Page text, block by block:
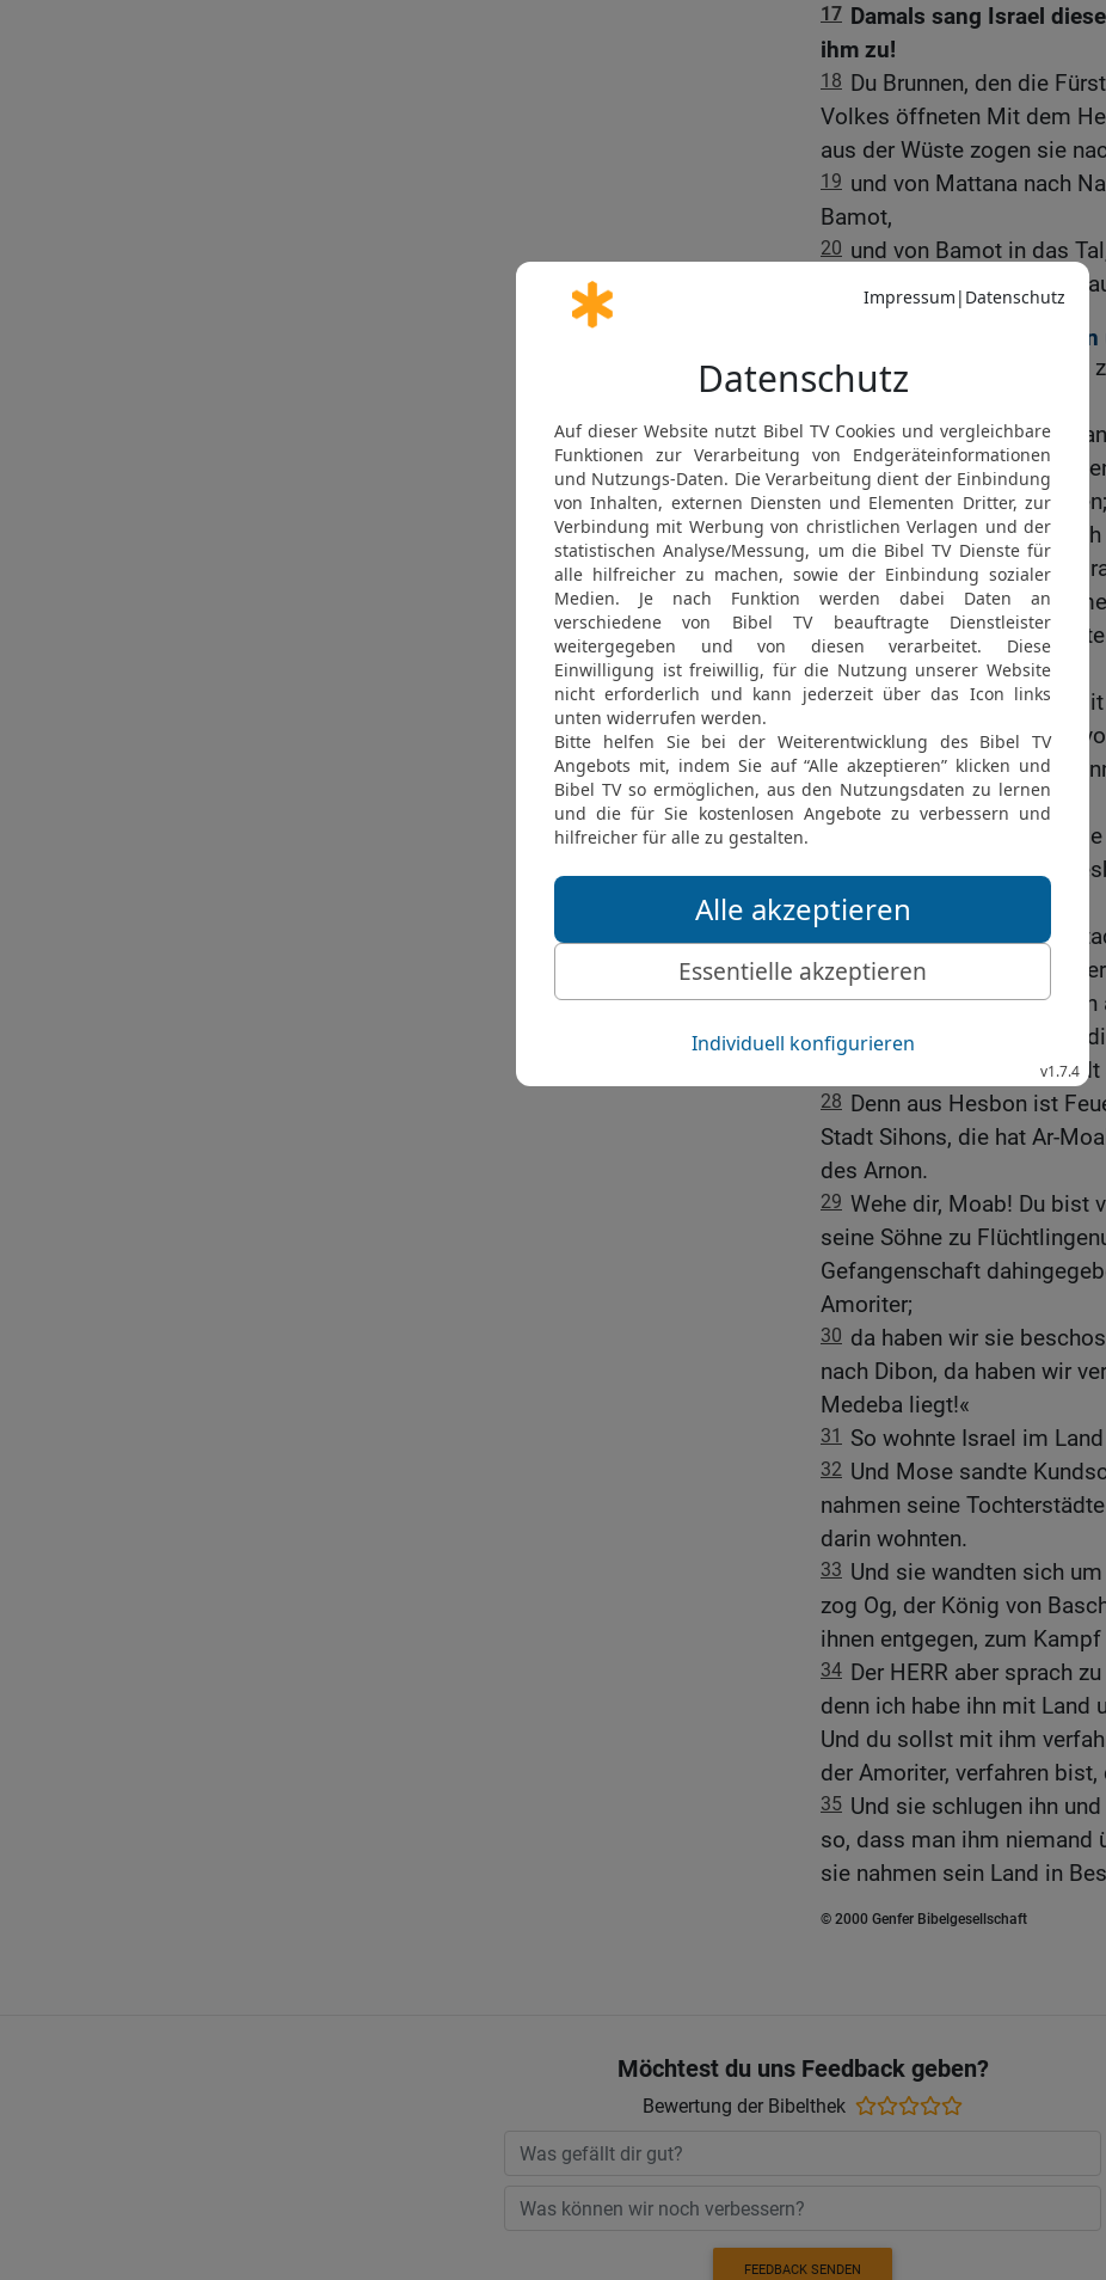
17 Damals sang Israel
ihm zu!
18 Du Brunnen, den die
Volkes öffneten Mit dem
aus der Wüste zogen sie
19 und von Mattana nach
Bamot,
20 und von Bamot in das
dem Gipfel des Pisga, der
Sieg über die Könige Sihon
21 Und Israel sandte Boten
und ließ ihm sagen:
22 Lass mich durch dein
Äcker noch in die
Brunnenwasser nicht
Königs ziehen, bis wir
23
Aber Sihon gestattete
ziehen; und Sihon
Israel entgegen in die
kämpfte er gegen Israel.
24 Israel aber schlug ihn
nahm sein Land in Besitz,
bis zu den Ammonitern;
fest.
So nahm Israel alle
Städten der Amoriter, in
Tochterstädten.
Denn Hesbon war die
der zuvor mit dem König
ganzes Land bis zum
27
Daher sagen die
werde gebaut, und die
28 Denn aus Hesbon ist
Stadt Sihons, die hat Ar-
des Arnon.
29 Wehe dir, Moab! Du bist
seine Söhne zu
Gefangenschaft
Amoriter;
30 da haben wir sie
nach Dibon, da haben wir
Medeba liegt!«
31 So wohnte Israel im
32 Und Mose sandte
nahmen seine
darin wohnten.
33 Und sie wandten sich
zog Og, der König von
ihnen entgegen, zum
34 Der HERR aber sprach
denn ich habe ihn mit Land
Und du sollst mit ihm
der Amoriter, verfahren
35 Und sie schlugen ihn
so, dass man ihm niemand
sie nahmen sein Land in
© 2000 Genfer Bibelgesellschaft
Möchtest du uns Feedback geben?
Bewertung der Bibelthek
FEEDBACK SENDEN